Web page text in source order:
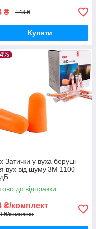
₴ 148 ₴
Купити
Затички у вуха беруші
вух від шуму 3M 1100
до відправки
₴/комплект
₴/комплект